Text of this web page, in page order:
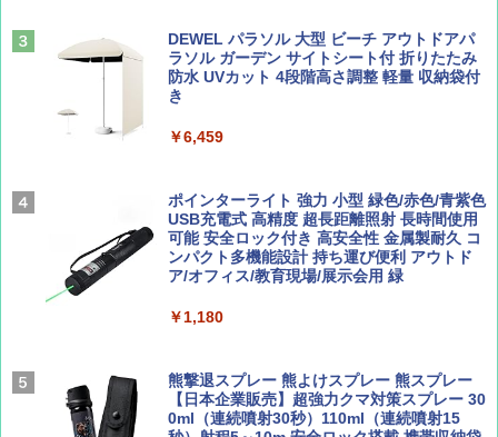
山と溪谷 2026年8月号「南アルプス大全」
￥1,540
￥1,540
AIRLINE（エアライン）2026年9月号【特
￥1,760
僕が見た未来【完全版】
￥0
球の歩き方A ヨーロッパ
￥2,479
A26 地球の歩き方 チェコ ポーランド スロヴ
￥2,277
￥4,980
テント ワンタッチ RENEW 幅200 2-3人用 43
￥5,999
[キャンパーズコレクション 山善] 傘みたいに
広げるだけ パッとサッとテント ブラックコ
簡単設置 ポップアップテント エクルベージ
￥9,990
DEWEL パラソル 大型 ビーチ アウトドアパ
ラソル ガーデン サイトシート付 折りたたみ
防水 UVカット 4段階高さ調整 軽量 収納袋付
き
￥6,459
ポインターライト 強力 小型 緑色/赤色/青紫色
USB充電式 高精度 超長距離照射 長時間使用
可能 安全ロック付き 高安全性 金属製耐久 コ
ンパクト多機能設計 持ち運び便利 アウトド
ア/オフィス/教育現場/展示会用 緑
￥1,180
熊撃退スプレー 熊よけスプレー 熊スプレー
【日本企業販売】超強力クマ対策スプレー 30
0ml（連続噴射30秒）110ml（連続噴射15